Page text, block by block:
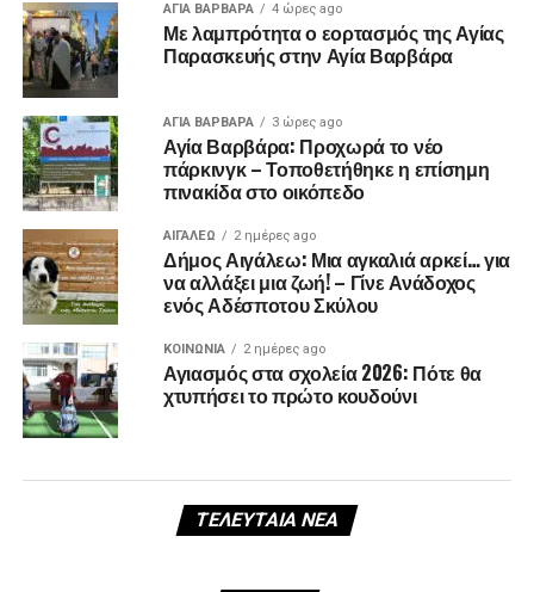
ΑΓΙΑ ΒΑΡΒΑΡΑ 4 ώρες ago
Με λαμπρότητα ο εορτασμός της Αγίας
Παρασκευής στην Αγία Βαρβάρα
ΑΓΙΑ ΒΑΡΒΑΡΑ 3 ώρες ago
Αγία Βαρβάρα: Προχωρά το νέο
πάρκινγκ – Τοποθετήθηκε η επίσημη
πινακίδα στο οικόπεδο
ΑΙΓΑΛΕΩ 2 ημέρες ago
Δήμος Αιγάλεω: Μια αγκαλιά αρκεί… για
να αλλάξει μια ζωή! – Γίνε Ανάδοχος
ενός Αδέσποτου Σκύλου
ΚΟΙΝΩΝΊΑ 2 ημέρες ago
Αγιασμός στα σχολεία 2026: Πότε θα
χτυπήσει το πρώτο κουδούνι
ΤΕΛΕΥΤΑΊΑ ΝΈΑ